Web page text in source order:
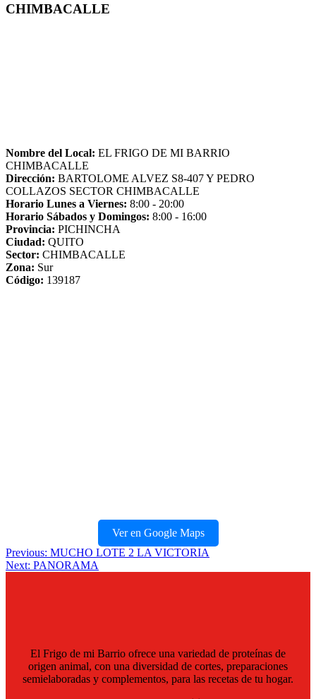
CHIMBACALLE
Nombre del Local: EL FRIGO DE MI BARRIO
CHIMBACALLE
Dirección: BARTOLOME ALVEZ S8-407 Y PEDRO
COLLAZOS SECTOR CHIMBACALLE
Horario Lunes a Viernes: 8:00 - 20:00
Horario Sábados y Domingos: 8:00 - 16:00
Provincia: PICHINCHA
Ciudad: QUITO
Sector: CHIMBACALLE
Zona: Sur
Código: 139187
Ver en Google Maps
Navegación
de
Previous: MUCHO LOTE 2 LA VICTORIA
Next: PANORAMA
El Frigo de mi Barrio ofrece una variedad de proteínas de
origen animal, con una diversidad de cortes, preparaciones
semielaboradas y complementos, para las recetas de tu hogar.